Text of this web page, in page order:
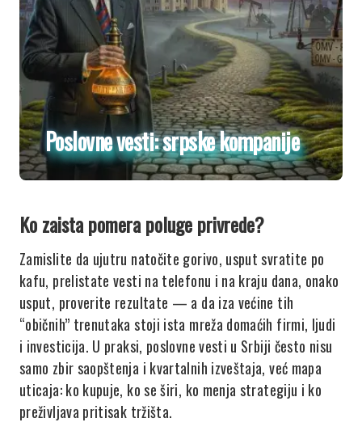
Poslovne vesti: srpske kompanije
Ko zaista pomera poluge privrede?
Zamislite da ujutru natočite gorivo, usput svratite po
kafu, prelistate vesti na telefonu i na kraju dana, onako
usput, proverite rezultate — a da iza većine tih
“običnih” trenutaka stoji ista mreža domaćih firmi, ljudi
i investicija. U praksi, poslovne vesti u Srbiji često nisu
samo zbir saopštenja i kvartalnih izveštaja, već mapa
uticaja: ko kupuje, ko se širi, ko menja strategiju i ko
preživljava pritisak tržišta.